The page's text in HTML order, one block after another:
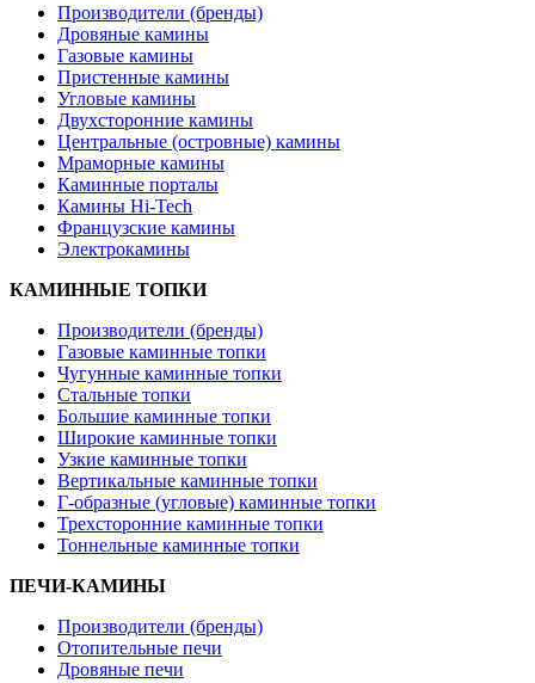
Производители (бренды)
Дровяные камины
Газовые камины
Пристенные камины
Угловые камины
Двухсторонние камины
Центральные (островные) камины
Мраморные камины
Каминные порталы
Камины Hi-Tech
Французские камины
Электрокамины
КАМИННЫЕ ТОПКИ
Производители (бренды)
Газовые каминные топки
Чугунные каминные топки
Стальные топки
Большие каминные топки
Широкие каминные топки
Узкие каминные топки
Вертикальные каминные топки
Г-образные (угловые) каминные топки
Трехсторонние каминные топки
Тоннельные каминные топки
ПЕЧИ-КАМИНЫ
Производители (бренды)
Отопительные печи
Дровяные печи